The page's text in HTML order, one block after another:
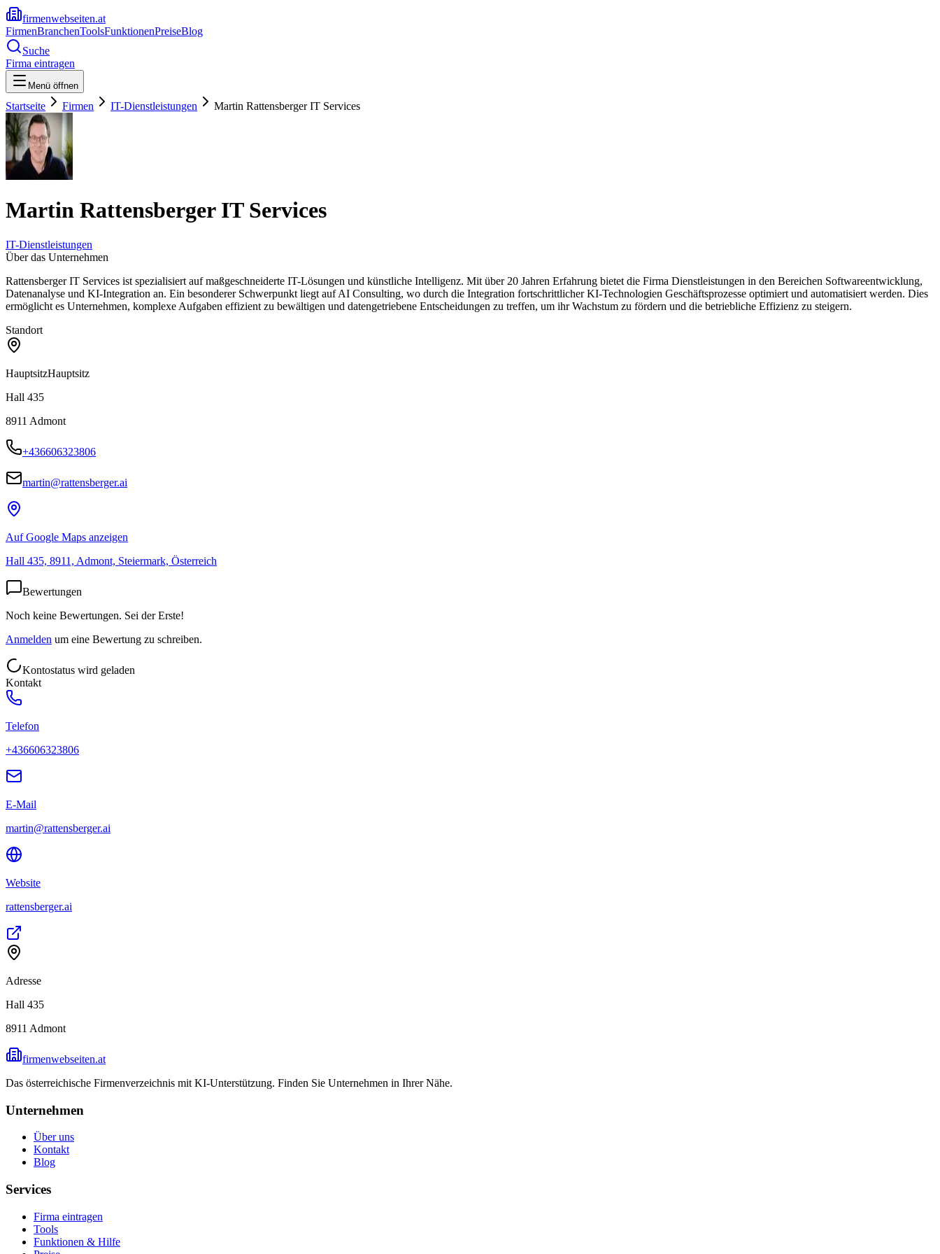
firmenwebseiten.at
FirmenBranchenToolsFunktionenPreiseBlog
Suche
Firma eintragen
Menü öffnen
Startseite Firmen IT-Dienstleistungen Martin Rattensberger IT Services
Martin Rattensberger IT Services
IT-Dienstleistungen
Über das Unternehmen
Rattensberger IT Services ist spezialisiert auf maßgeschneiderte IT-Lösungen und künstliche Intelligenz. Mit über 20 Jahren Erfahrung bietet die Firma Dienstleistungen in den Bereichen Softwareentwicklung,
Datenanalyse und KI-Integration an. Ein besonderer Schwerpunkt liegt auf AI Consulting, wo durch die Integration fortschrittlicher KI-Technologien Geschäftsprozesse optimiert und automatisiert werden. Dies
ermöglicht es Unternehmen, komplexe Aufgaben effizient zu bewältigen und datengetriebene Entscheidungen zu treffen, um ihr Wachstum zu fördern und die betriebliche Effizienz zu steigern.
Standort
HauptsitzHauptsitz
Hall 435
8911 Admont
+436606323806
martin@rattensberger.ai
Auf Google Maps anzeigen
Hall 435, 8911, Admont, Steiermark, Österreich
Bewertungen
Noch keine Bewertungen. Sei der Erste!
Anmelden um eine Bewertung zu schreiben.
Kontostatus wird geladen
Kontakt
Telefon
+436606323806
E-Mail
martin@rattensberger.ai
Website
rattensberger.ai
Adresse
Hall 435
8911 Admont
firmenwebseiten.at
Das österreichische Firmenverzeichnis mit KI-Unterstützung. Finden Sie Unternehmen in Ihrer Nähe.
Unternehmen
Über uns
Kontakt
Blog
Services
Firma eintragen
Tools
Funktionen & Hilfe